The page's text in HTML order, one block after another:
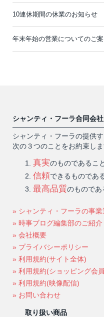
10連休期間の休業のお知らせ
年末年始の営業についてのご
シャンティ・フーラ合同会社
シャンティ・フーラの提供
次の３つのことをお約束しま
真実のものであること
信頼できるものであ
最高品質のものであ
» シャンティ・フーラの事
» 時事ブログ編集部のご紹介
» 会社概要
» プライバシーポリシー
» 利用規約(サイト全体)
» 利用規約(ショッピング会
» 利用規約(映像配信)
» お問い合わせ
取り扱い商品